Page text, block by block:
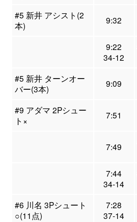
#5 新井 アシスト(2
本)
9:32
9:22
34-12
#5 新井 ターンオー
バー(3本)
9:09
#9 アダマ 2Pシュー
ト×
7:51
7:49
7:44
34-14
#6 川名 3Pシュート
○(11点)
7:28
37-14